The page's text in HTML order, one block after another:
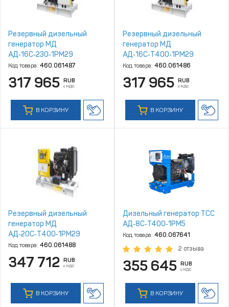
Резервный дизельный
генератор МД
АД‑16С‑230‑1РМ29
Код товара: 460.061487
317 965 RUB
с НДС
В КОРЗИНУ
Резервный дизельный
генератор МД
АД‑16С‑Т400‑1РМ29
Код товара: 460.061486
317 965 RUB
с НДС
В КОРЗИНУ
Резервный дизельный
генератор МД
АД‑20С‑Т400‑1РМ29
Код товара: 460.061488
347 712 RUB
с НДС
В КОРЗИНУ
Дизельный генератор ТСС
АД‑8С‑T400‑1РМ5
Код товара: 460.067641
2 отзыва
355 645 RUB
с НДС
В КОРЗИНУ